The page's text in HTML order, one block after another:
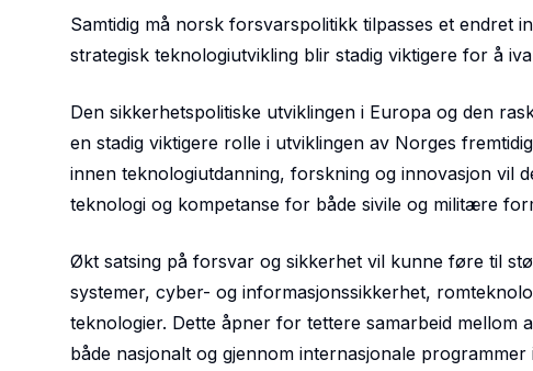
Samtidig må norsk forsvarspolitikk tilpasses et endret
strategisk teknologiutvikling blir stadig viktigere for å
Den sikkerhetspolitiske utviklingen i Europa og den
en stadig viktigere rolle i utviklingen av Norges
innen teknologiutdanning, forskning og innovasjon vil
teknologi og kompetanse for både sivile og militære
Økt satsing på forsvar og sikkerhet vil kunne føre til
systemer, cyber- og informasjonssikkerhet,
teknologier. Dette åpner for tettere samarbeid
både nasjonalt og gjennom internasjonale